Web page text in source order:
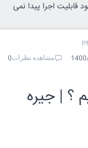
قابلیت اجرا پیدا نمی
مشاهده نظرات0
؟ | جیره